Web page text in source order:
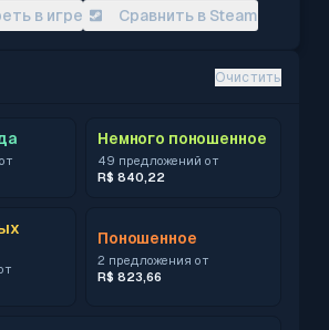
Очистить
Немного поношенное
49 предложений от
R$ 840,22
Поношенное
2 предложения от
R$ 823,66
в игре Сравнить в Steam